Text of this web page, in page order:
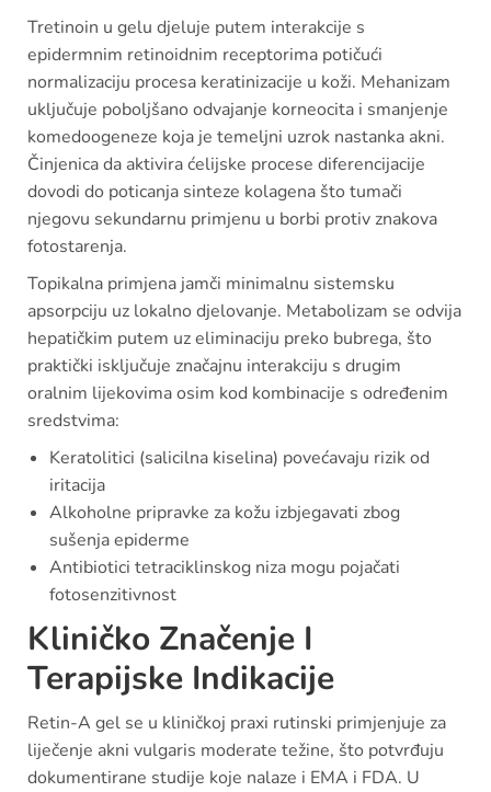
Tretinoin u gelu djeluje putem interakcije s
epidermnim retinoidnim receptorima potičući
normalizaciju procesa keratinizacije u koži. Mehanizam
uključuje poboljšano odvajanje korneocita i smanjenje
komedoogeneze koja je temeljni uzrok nastanka akni.
Činjenica da aktivira ćelijske procese diferencijacije
dovodi do poticanja sinteze kolagena što tumači
njegovu sekundarnu primjenu u borbi protiv znakova
fotostarenja.
Topikalna primjena jamči minimalnu sistemsku
apsorpciju uz lokalno djelovanje. Metabolizam se odvija
hepatičkim putem uz eliminaciju preko bubrega, što
praktički isključuje značajnu interakciju s drugim
oralnim lijekovima osim kod kombinacije s određenim
sredstvima:
Keratolitici (salicilna kiselina) povećavaju rizik od
iritacija
Alkoholne pripravke za kožu izbjegavati zbog
sušenja epiderme
Antibiotici tetraciklinskog niza mogu pojačati
fotosenzitivnost
Kliničko Značenje I
Terapijske Indikacije
Retin-A gel se u kliničkoj praxi rutinski primjenjuje za
liječenje akni vulgaris moderate težine, što potvrđuju
dokumentirane studije koje nalaze i EMA i FDA. U